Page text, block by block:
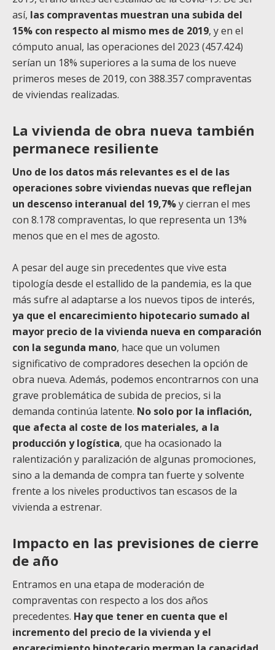
así, las compraventas muestran una subida del
15% con respecto al mismo mes de 2019, y en el
cómputo anual, las operaciones del 2023 (457.424)
serían un 18% superiores a la suma de los nueve
primeros meses de 2019, con 388.357 compraventas
de viviendas realizadas.
La vivienda de obra nueva también
permanece resiliente
Uno de los datos más relevantes es el de las
operaciones sobre viviendas nuevas que reflejan
un descenso interanual del 19,7%y cierran el mes
con 8.178 compraventas, lo que representa un 13%
menos que en el mes de agosto.
A pesar del auge sin precedentes que vive esta
tipología desde el estallido de la pandemia, es la que
más sufre al adaptarse a los nuevos tipos de interés,
ya que el encarecimiento hipotecario sumado al
mayor precio de la vivienda nueva en comparación
con la segunda mano, hace que un volumen
significativo de compradores desechen la opción de
obra nueva. Además, podemos encontrarnos con una
grave problemática de subida de precios, si la
demanda continúa latente. No solo por la inflación,
que afecta al coste de los materiales, a la
producción y logística, que ha ocasionado la
ralentización y paralización de algunas promociones,
sino a la demanda de compra tan fuerte y solvente
frente a los niveles productivos tan escasos de la
vivienda a estrenar.
Impacto en las previsiones de cierre
de año
Entramos en una etapa de moderación de
compraventas con respecto a los dos años
precedentes. Hay que tener en cuenta que el
incremento del precio de la vivienda y el